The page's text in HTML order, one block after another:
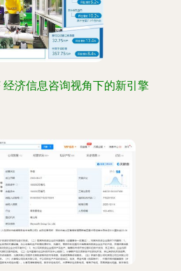
济信息咨询视角下的新引擎